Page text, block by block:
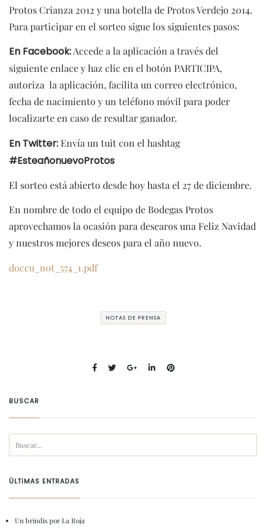
Protos Crianza 2012 y una botella de Protos Verdejo 2014.
Para participar en el sorteo sigue los siguientes pasos:
En Facebook:Accede a la aplicación a través del
siguiente enlace y haz clic en el botón PARTICIPA,
autoriza la aplicación, facilita un correo electrónico,
fecha de nacimiento y un teléfono móvil para poder
localizarte en caso de resultar ganador.
En Twitter: Envía un tuit con el hashtag
#EsteañonuevoProtos
El sorteo está abierto desde hoy hasta el 27 de diciembre.
En nombre de todo el equipo de Bodegas Protos
aprovechamos la ocasión para desearos una Feliz Navidad
y nuestros mejores deseos para el año nuevo.
doccu_not_574_1.pdf
NOTAS DE PRENSA
BUSCAR
ÚLTIMAS ENTRADAS
Un brindis por La Roja